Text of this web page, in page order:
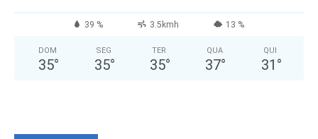
39 % 3.5kmh 13 %
DOM
35°
SEG
35°
TER
35°
QUA
37°
QUI
31 °